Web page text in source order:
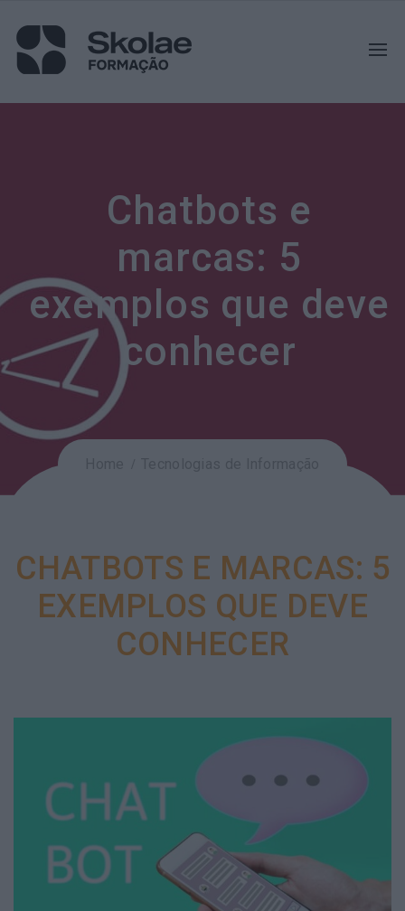
Chatbots e
marcas: 5
exemplos que deve
conhecer
CHATBOTS E MARCAS: 5
EXEMPLOS QUE DEVE
CONHECER